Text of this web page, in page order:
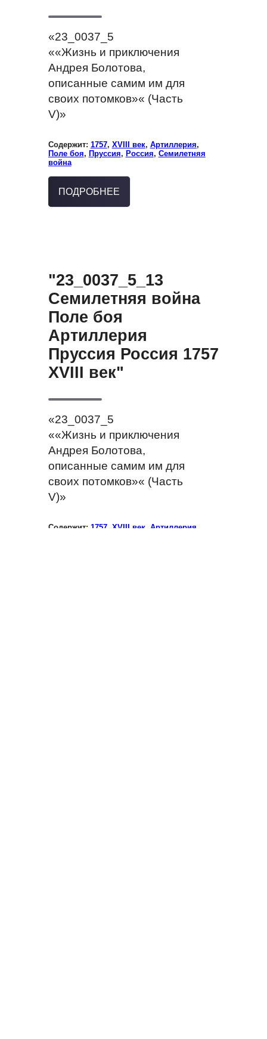
«23_0037_5
««Жизнь и приключения
Андрея Болотова,
описанные самим им для
своих потомков»« (Часть
V)»
Содержит: 1757, XVIII век, Артиллерия,
Поле боя, Пруссия, Россия, Семилетняя
война
ПОДРОБНЕЕ
"23_0037_5_13
Семилетняя война
Поле боя
Артиллерия
Пруссия Россия 1757
XVIII век"
«23_0037_5
««Жизнь и приключения
Андрея Болотова,
описанные самим им для
своих потомков»« (Часть
V)»
Содержит: 1757, XVIII век, Артиллерия